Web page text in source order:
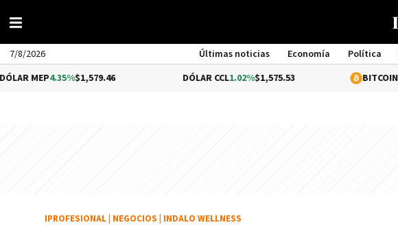
7/8/2026 Últimas noticias Economía Política
4.35%$1,579.46 DÓLAR CCL1.02%$1,575.53 BITCOIN-0.31%
IPROFESIONAL NEGOCIOS INDALO WELLNESS